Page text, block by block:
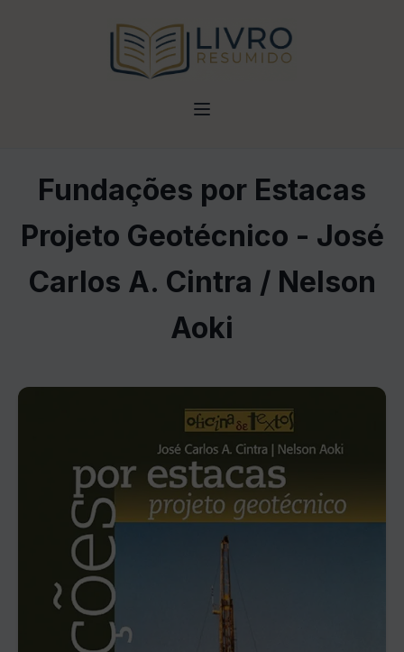
Fundações por Estacas
Projeto Geotécnico - José
Carlos A. Cintra / Nelson
Aoki